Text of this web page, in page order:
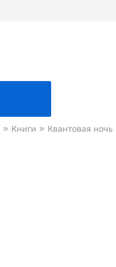
» Книги » Квантовая ночь